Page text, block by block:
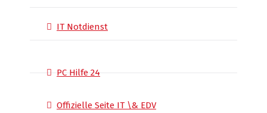
IT Notdienst
PC Hilfe 24
Offizielle Seite IT \& EDV